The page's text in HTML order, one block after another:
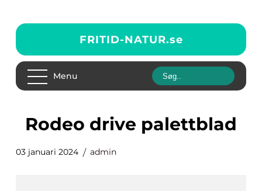
FRITID-NATUR.se
Menu
rodeo drive palettblad
03 januari 2024 admin